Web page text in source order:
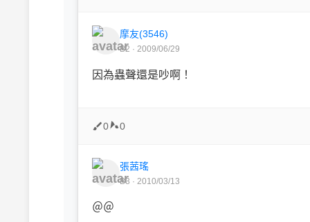
摩友(3546)
B2 · 2009/06/29
因為蟲聲還是吵啊！
0 0
張茜瑤
B3 · 2010/03/13
＠＠